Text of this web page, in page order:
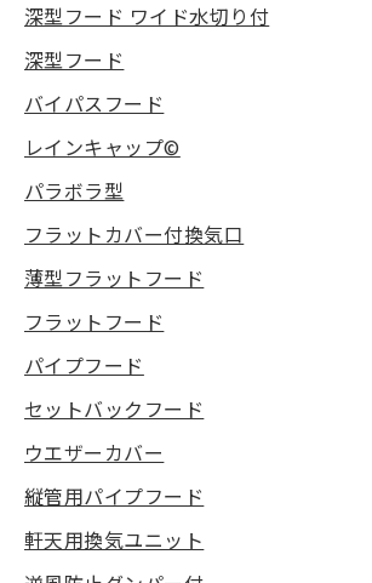
深型フード ワイド水切り付
深型フード
バイパスフード
レインキャップ©
パラボラ型
フラットカバー付換気口
薄型フラットフード
フラットフード
パイプフード
セットバックフード
ウエザーカバー
縦管用パイプフード
軒天用換気ユニット